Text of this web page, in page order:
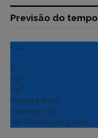
Previsão do tempo
+34
°
C
+37°
+21°
Altamira (Para)
Domingo, 09
Ver Previsão de 7 Dias